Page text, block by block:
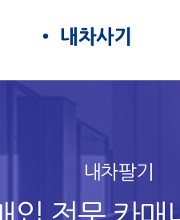
내차사기
내차팔기